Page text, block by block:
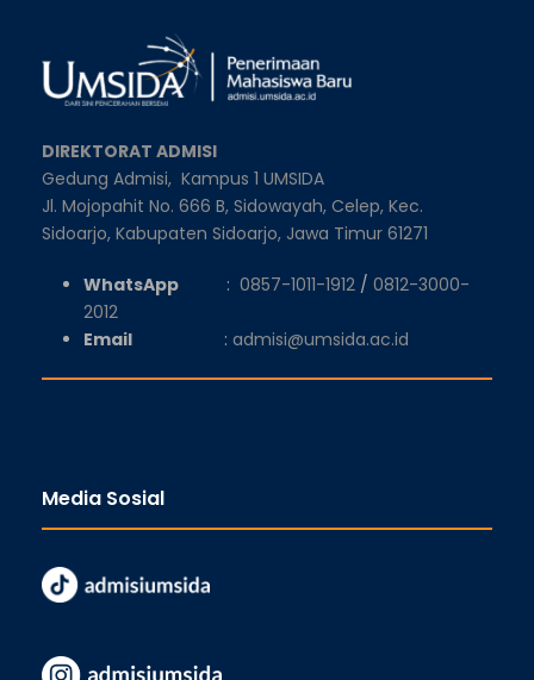
DIREKTORAT ADMISI
Gedung Admisi, Kampus 1 UMSIDA
Jl. Mojopahit No. 666 B, Sidowayah, Celep, Kec.
Sidoarjo, Kabupaten Sidoarjo, Jawa Timur 61271
WhatsApp : 0857-1011-1912 / 0812-3000-
2012
Email
: admisi@umsida.ac.id
Media Sosial